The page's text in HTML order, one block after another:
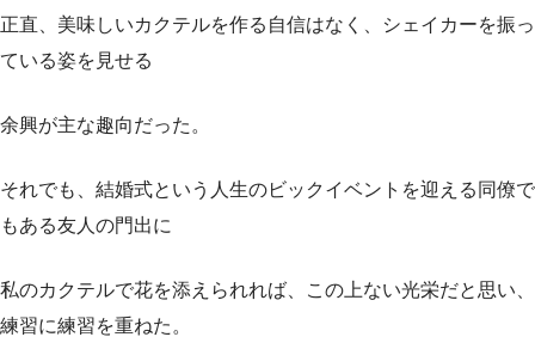
正直、美味しいカクテルを作る自信はなく、シェイカーを振っ
ている姿を見せる
余興が主な趣向だった。
それでも、結婚式という人生のビックイベントを迎える同僚で
もある友人の門出に
私のカクテルで花を添えられれば、この上ない光栄だと思い、
練習に練習を重ねた。